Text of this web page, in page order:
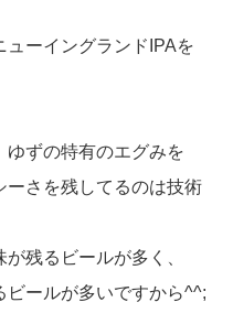
ーイングランドIPAを
ゆずの特有のエグみを
ーさを残してるのは技術
残るビールが多く、
ビールが多いですから^^;